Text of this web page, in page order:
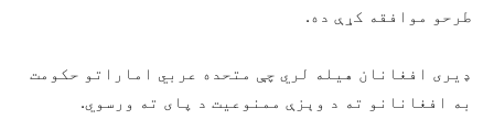
طرحو موافقه کړې ده.
ډیری افغانان هیله لري چې متحده عربي اماراتو حکومت
به افغانانو ته د وېزې ممنوعیت د پای ته ورسوي.